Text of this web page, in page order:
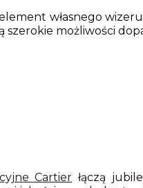
własnego
możliwości
Cartier łączą